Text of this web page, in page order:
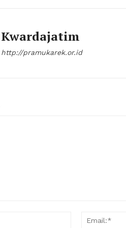
Kwardajatim
http://pramukarek.or.id
Name:*